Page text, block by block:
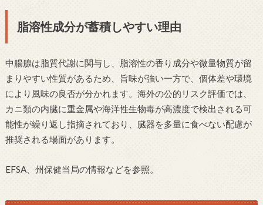
脂溶性成分が蓄積しやすい理由
中腸腺は脂質代謝に関与し、脂溶性の香り成分や微量物質が留
まりやすい性質があるため、旨味が強い一方で、個体差や環境
により風味の良否が分かれます。海外の公的リスク評価では、
カニ類の内臓に重金属や海洋性生物毒が高濃度で検出される可
能性が繰り返し指摘されており、臓器を多量に食べない配慮が
推奨される場面があります。
EFSA、州保健当局の情報などを参照。